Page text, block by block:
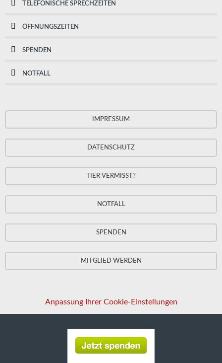
TELEFONISCHE SPRECHZEITEN
ÖFFNUNGSZEITEN
SPENDEN
NOTFALL
IMPRESSUM
DATENSCHUTZ
TIER VERMISST?
NOTFALL
SPENDEN
MITGLIED WERDEN
Anpassung Ihrer Cookie-Einstellungen